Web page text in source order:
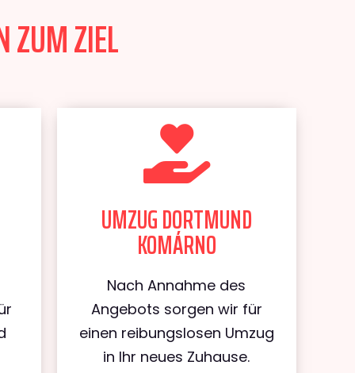
ZUM ZIEL
UMZUG DORTMUND
KOMÁRNO
Nach Annahme des
Angebots sorgen wir für
einen reibungslosen Umzug
in Ihr neues Zuhause.